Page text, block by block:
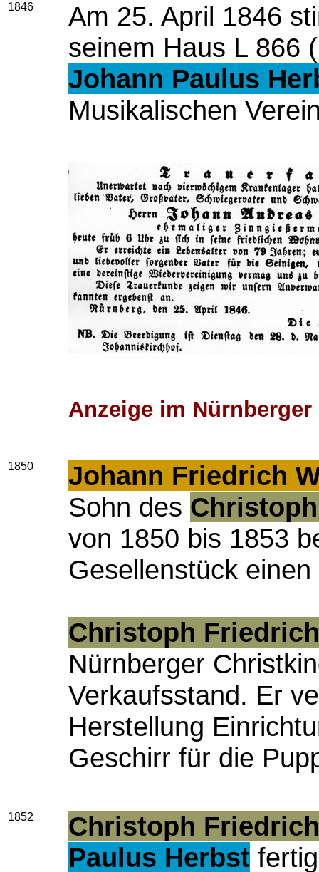
1846
Am 25. April 1846
seinem Haus L 866
Johann Paulus
Musikalischen
Anzeige im Nürnberger
1850
Johann Friedrich
Sohn des
von 1850 bis 1853
Gesellenstück
Christoph
Nürnberger
Verkaufsstand. Er
Herstellung
Geschirr für die
1852
Christoph
Paulus Herbst